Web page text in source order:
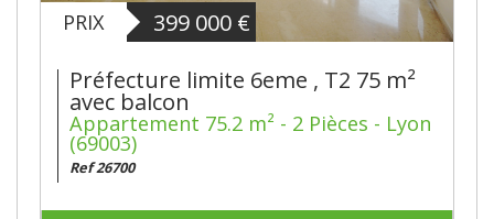
PRIX 399 000 €
Préfecture limite 6eme , T2 75 m²
avec balcon
Appartement 75.2 m² - 2 Pièces - Lyon
(69003)
Ref 26700